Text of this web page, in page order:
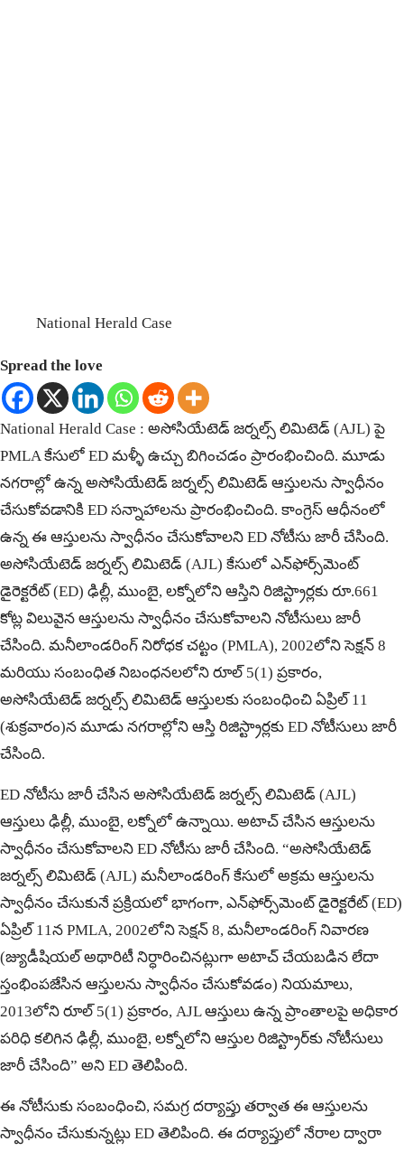
National Herald Case
Spread the love
National Herald Case : అసోసియేటెడ్ జర్నల్స్ లిమిటెడ్ (AJL) పై
PMLA కేసులో ED మళ్ళీ ఉచ్చు బిగించడం ప్రారంభించింది. మూడు
నగరాల్లో ఉన్న అసోసియేటెడ్ జర్నల్స్ లిమిటెడ్ ఆస్తులను స్వాధీనం
చేసుకోవడానికి ED సన్నాహాలను ప్రారంభించింది. కాంగ్రెస్ ఆధీనంలో
ఉన్న ఈ ఆస్తులను స్వాధీనం చేసుకోవాలని ED నోటీసు జారీ చేసింది.
అసోసియేటెడ్ జర్నల్స్ లిమిటెడ్ (AJL) కేసులో ఎన్‌ఫోర్స్‌మెంట్
డైరెక్టరేట్ (ED) ఢిల్లీ, ముంబై, లక్నోలోని ఆస్తిని రిజిస్ట్రార్లకు రూ.661
కోట్ల విలువైన ఆస్తులను స్వాధీనం చేసుకోవాలని నోటీసులు జారీ
చేసింది. మనీలాండరింగ్ నిరోధక చట్టం (PMLA), 2002లోని సెక్షన్ 8
మరియు సంబంధిత నిబంధనలలోని రూల్ 5(1) ప్రకారం,
అసోసియేటెడ్ జర్నల్స్ లిమిటెడ్ ఆస్తులకు సంబంధించి ఏప్రిల్ 11
(శుక్రవారం)న మూడు నగరాల్లోని ఆస్తి రిజిస్ట్రార్లకు ED నోటీసులు జారీ
చేసింది.
ED నోటీసు జారీ చేసిన అసోసియేటెడ్ జర్నల్స్ లిమిటెడ్ (AJL)
ఆస్తులు ఢిల్లీ, ముంబై, లక్నోలో ఉన్నాయి. అటాచ్ చేసిన ఆస్తులను
స్వాధీనం చేసుకోవాలని ED నోటీసు జారీ చేసింది. “అసోసియేటెడ్
జర్నల్స్ లిమిటెడ్ (AJL) మనీలాండరింగ్ కేసులో అక్రమ ఆస్తులను
స్వాధీనం చేసుకునే ప్రక్రియలో భాగంగా, ఎన్‌ఫోర్స్‌మెంట్ డైరెక్టరేట్ (ED)
ఏప్రిల్ 11న PMLA, 2002లోని సెక్షన్ 8, మనీలాండరింగ్ నివారణ
(జ్యుడీషియల్ అథారిటీ నిర్ధారించినట్లుగా అటాచ్ చేయబడిన లేదా
స్తంభింపజేసిన ఆస్తులను స్వాధీనం చేసుకోవడం) నియమాలు,
2013లోని రూల్ 5(1) ప్రకారం, AJL ఆస్తులు ఉన్న ప్రాంతాలపై అధికార
పరిధి కలిగిన ఢిల్లీ, ముంబై, లక్నోలోని ఆస్తుల రిజిస్ట్రార్‌కు నోటీసులు
జారీ చేసింది” అని ED తెలిపింది.
ఈ నోటీసుకు సంబంధించి, సమగ్ర దర్యాప్తు తర్వాత ఈ ఆస్తులను
స్వాధీనం చేసుకున్నట్లు ED తెలిపింది. ఈ దర్యాప్తులో నేరాల ద్వారా